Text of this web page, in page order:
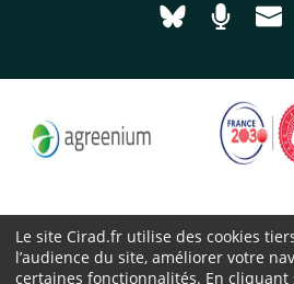
Aller à laAller
Cirad 2026
Le site Cirad.fr utilise des cookies
l’audience du site, améliorer votre
certaines fonctionnalités. En